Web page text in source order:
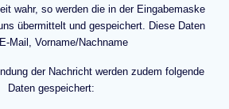
wahr, so werden die in der Eingabemaske
übermittelt und gespeichert. Diese Daten
Mail, Vorname/Nachname
der Nachricht werden zudem folgende
Daten gespeichert: